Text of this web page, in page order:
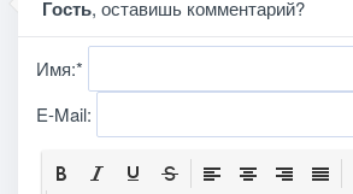
Гость, оставишь комментарий?
Имя:*
E-Mail: